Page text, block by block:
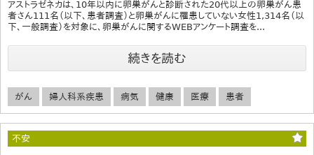
アストラゼネカは、10年以内に卵巣がんと診断された20代以上の卵巣がん患
者さん111名（以下、患者調査）と卵巣がんに罹患していない女性1,314名（以
下、一般調査）を対象に、卵巣がんに関するWEBアンケート調査を...
続きを読む
がん 婦人科系疾患 病気 健康 医療 患者
不安